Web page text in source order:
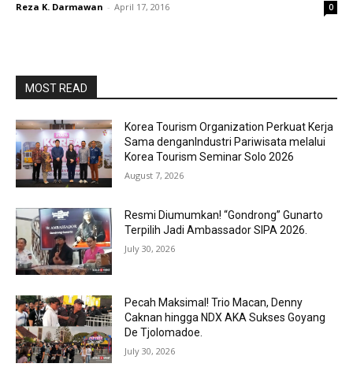
Reza K. Darmawan - April 17, 2016 0
MOST READ
Korea Tourism Organization Perkuat Kerja
Sama denganIndustri Pariwisata melalui
Korea Tourism Seminar Solo 2026
August 7, 2026
Resmi Diumumkan! “Gondrong” Gunarto
Terpilih Jadi Ambassador SIPA 2026.
July 30, 2026
Pecah Maksimal! Trio Macan, Denny
Caknan hingga NDX AKA Sukses Goyang
De Tjolomadoe.
July 30, 2026